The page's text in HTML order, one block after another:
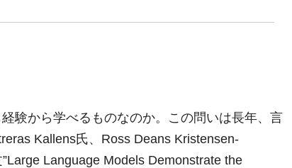
験から学べるものなのか。この問いは長年、言
Kallens氏、Ross Deans Kristensen-
Language Models Demonstrate the